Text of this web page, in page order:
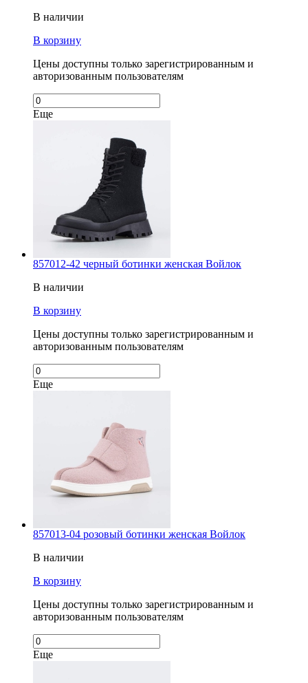
В наличии
В корзину
Цены доступны только зарегистрированным и
авторизованным пользователям
Еще
857012-42 черный ботинки женская Войлок
В наличии
В корзину
Цены доступны только зарегистрированным и
авторизованным пользователям
Еще
857013-04 розовый ботинки женская Войлок
В наличии
В корзину
Цены доступны только зарегистрированным и
авторизованным пользователям
Еще